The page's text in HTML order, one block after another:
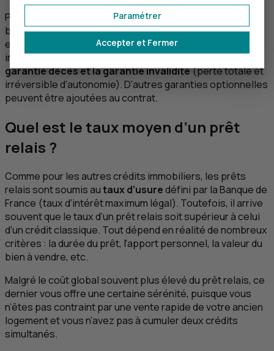
Pour vous faire bénéficier d’un prêt relais, toutes les
banques exigent la souscription d’une assurance
emprunteur, comme pour tout autre type de crédit
immobilier. Parmi les garanties obligatoires, on compte la
garantie décès et la garantie invalidité(perte totale et
irréversible d’autonomie). D’autres garanties optionnelles
peuvent être ajoutées au contrat.
Quel est le taux moyen d’un prêt
relais ?
Comme pour les autres crédits immobiliers, les prêts
relais sont soumis autaux d’usuredéfini par la Banque de
France (taux d’intérêt maximum légal). Toutefois, il arrive
souvent que le taux d’un prêt relais soit supérieur à celui
d’un crédit classique. Tout dépend en réalité de nombreux
critères : la durée du prêt, l'apport personnel, la valeur du
bien à vendre, etc.
Malgré le coût global souvent plus élevé du prêt relais, ce
dernier vous offre une certaine sérénité, puisque vous
n’êtes pas contraint par une vente rapide de votre ancien
logement et vous n’avez pas à cumuler deux crédits
simultanés.
Accepter et Fermer
Paramétrer